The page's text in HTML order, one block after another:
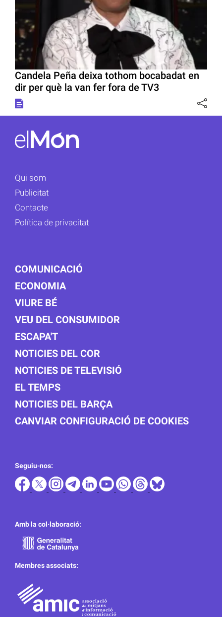
Candela Peña deixa tothom bocabadat en
dir per què la van fer fora de TV3
Qui som
Publicitat
Contacte
Política de privacitat
COMUNICACIÓ
ECONOMIA
VIURE BÉ
VEU DEL CONSUMIDOR
ESCAPA'T
NOTICIES DEL COR
NOTICIES DE TELEVISIÓ
EL TEMPS
NOTICIES DEL BARÇA
CANVIAR CONFIGURACIÓ DE COOKIES
Seguiu-nos:
Amb la col·laboració:
Membres associats: